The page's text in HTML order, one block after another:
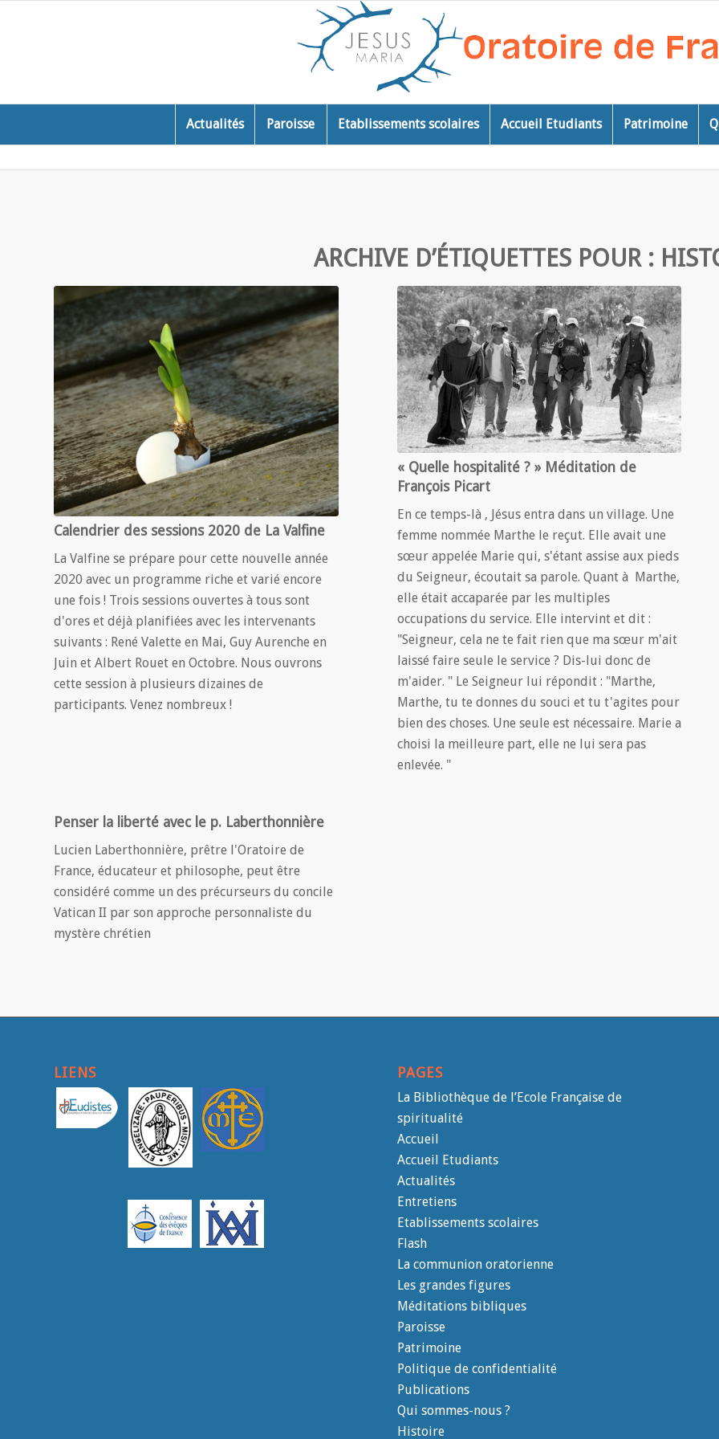
Actualités Paroisse Etablissements scolaires Accueil Etudiants Patrimoine
ARCHIVE D’ÉTIQUETTES POUR :
Calendrier des sessions 2020 de La Valfine
La Valfine se prépare pour cette nouvelle année
2020 avec un programme riche et varié encore
une fois ! Trois sessions ouvertes à tous sont
d'ores et déjà planifiées avec les intervenants
suivants : René Valette en Mai, Guy Aurenche en
Juin et Albert Rouet en Octobre. Nous ouvrons
cette session à plusieurs dizaines de
participants. Venez nombreux !
« Quelle hospitalité ? » Méditation de
François Picart
En ce temps-là , Jésus entra dans un village. Une
femme nommée Marthe le reçut. Elle avait une
sœur appelée Marie qui, s'étant assise aux pieds
du Seigneur, écoutait sa parole. Quant à Marthe,
elle était accaparée par les multiples
occupations du service. Elle intervint et dit :
"Seigneur, cela ne te fait rien que ma sœur m'ait
laissé faire seule le service ? Dis-lui donc de
m'aider. " Le Seigneur lui répondit : "Marthe,
Marthe, tu te donnes du souci et tu t'agites pour
bien des choses. Une seule est nécessaire. Marie a
choisi la meilleure part, elle ne lui sera pas
enlevée. "
Penser la liberté avec le p. Laberthonnière
Lucien Laberthonnière, prêtre l'Oratoire de
France, éducateur et philosophe, peut être
considéré comme un des précurseurs du concile
Vatican II par son approche personnaliste du
mystère chrétien
LIENS PAGES
La Bibliothèque de l’Ecole Française de
spiritualité
Accueil
Accueil Etudiants
Actualités
Entretiens
Etablissements scolaires
Flash
La communion oratorienne
Les grandes figures
Méditations bibliques
Paroisse
Patrimoine
Politique de confidentialité
Publications
Qui sommes-nous ?
Histoire